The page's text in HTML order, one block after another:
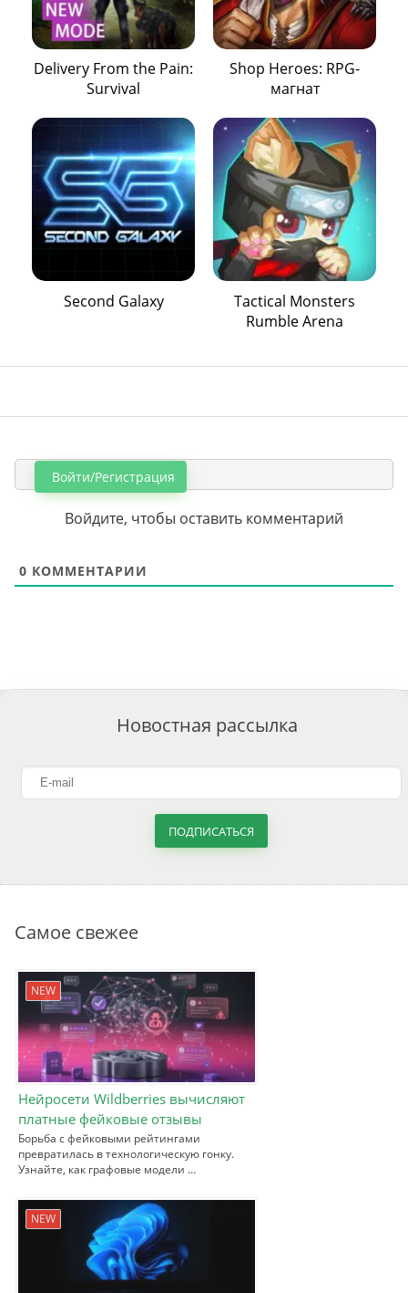
Delivery From the Pain:
Survival
Shop Heroes: RPG-
магнат
Second Galaxy
Tactical Monsters
Rumble Arena
Войти/Регистрация
Войдите, чтобы оставить комментарий
0 КОММЕНТАРИИ
Новостная рассылка
ПОДПИСАТЬСЯ
Самое свежее
NEW
Нейросети Wildberries вычисляют
платные фейковые отзывы
Борьба с фейковыми рейтингами
превратилась в технологическую гонку.
Узнайте, как графовые модели …
NEW